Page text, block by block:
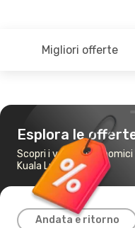
Migliori offerte
Esplora le
Scopri i voli più economici
Kuala Lumpur
Andata e ritorno